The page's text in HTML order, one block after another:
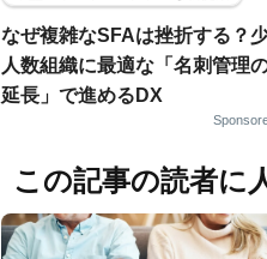
なぜ複雑なSFAは挫折する？
人数組織に最適な「名刺管理
延長」で進めるDX
この記事の読者に